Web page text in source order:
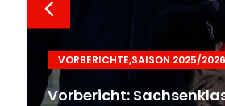
VORBERICHTE,SAISON 2025/2026
Vorbericht: